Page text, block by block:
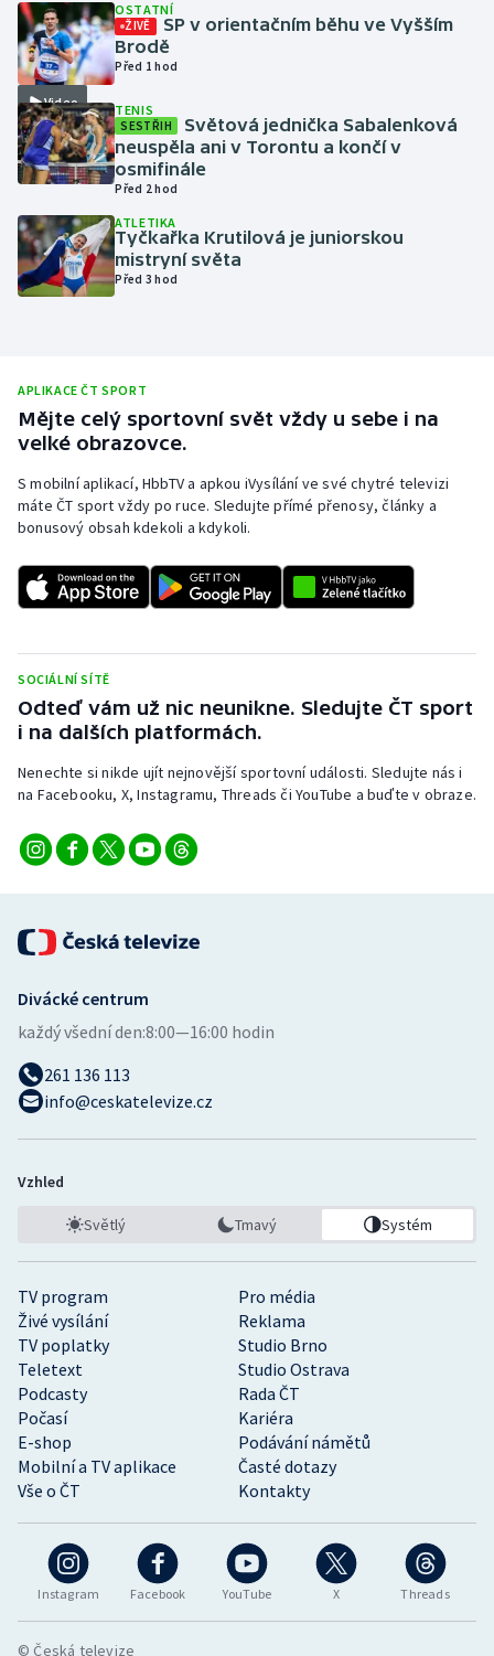
Lyže a snowboard
Moderní pětiboj
Motorsport
Parasport
Ragby
Rychlobruslení
Rychlostní kanoistika
Short track
Stolní tenis
Triatlon
Veslování
Vodní slalom
Volejbal
Ostatní
Video
OSTATNÍ
ŽIVĚ
SP v orientačním běhu ve Vyšším
Brodě
Před 1 hod
TENIS
SESTŘIH
Světová jednička Sabalenková
neuspěla ani v Torontu a končí v
osmifinále
Před 2 hod
ATLETIKA
Tyčkařka Krutilová je juniorskou
mistryní světa
Před 3 hod
APLIKACE ČT SPORT
Mějte celý sportovní svět vždy u sebe i na
velké obrazovce.
S mobilní aplikací, HbbTV a apkou iVysílání ve své chytré televizi
máte ČT sport vždy po ruce. Sledujte přímé přenosy, články a
bonusový obsah kdekoli a kdykoli.
SOCIÁLNÍ SÍTĚ
Odteď vám už nic neunikne. Sledujte ČT sport
i na dalších platformách.
Nenechte si nikde ujít nejnovější sportovní události. Sledujte nás i
na Facebooku, X, Instagramu, Threads či YouTube a buďte v obraze.
Instagram Facebook YouTube X Threads
TV program
Pro média
Živé vysílání
Reklama
TV poplatky
Studio Brno
Teletext
Studio Ostrava
Podcasty
Rada ČT
Počasí
Kariéra
E-shop
Podávání námětů
Mobilní a TV aplikace
Časté dotazy
Vše o ČT
Kontakty
Divácké centrum
každý všední den:8:00—16:00 hodin
261 136 113
info@ceskatelevize.cz
Vzhled
Světlý Tmavý Systém
© Česká televize